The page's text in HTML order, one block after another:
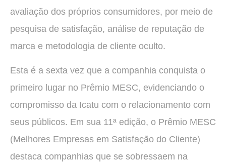
avaliação dos próprios consumidores, por meio de
pesquisa de satisfação, análise de reputação de
marca e metodologia de cliente oculto.
Esta é a sexta vez que a companhia conquista o
primeiro lugar no Prêmio MESC, evidenciando o
compromisso da Icatu com o relacionamento com
seus públicos. Em sua 11ª edição, o Prêmio MESC
(Melhores Empresas em Satisfação do Cliente)
destaca companhias que se sobressaem na